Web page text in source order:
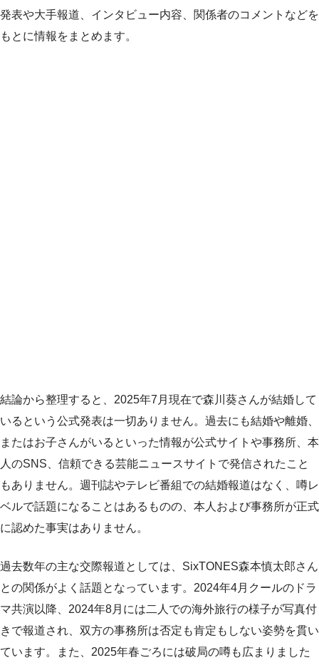
発表や大手報道、インタビュー内容、関係者のコメントなどを
もとに情報をまとめます。
結論から整理すると、2025年7月現在で森川葵さんが結婚して
いるという公式発表は一切ありません。過去にも結婚や離婚、
またはお子さんがいるといった情報が公式サイトや事務所、本
人のSNS、信頼できる芸能ニュースサイトで発信されたこと
もありません。週刊誌やテレビ番組での結婚報道はなく、噂レ
ベルで話題になることはあるものの、本人および事務所が正式
に認めた事実はありません。
過去数年の主な交際報道としては、SixTONES森本慎太郎さん
との関係がよく話題となっています。2024年4月クールのドラ
マ共演以降、2024年8月には二人での海外旅行の様子が写真付
きで報道され、双方の事務所は否定も肯定もしない姿勢を貫い
ています。また、2025年春ごろには破局の噂も広まりました